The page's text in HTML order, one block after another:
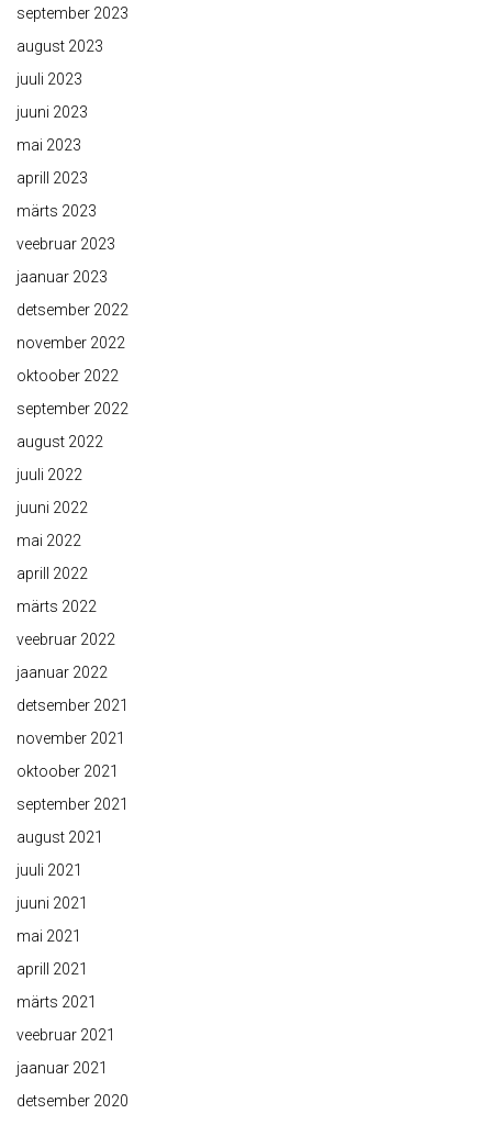
september 2023
august 2023
juuli 2023
juuni 2023
mai 2023
aprill 2023
märts 2023
veebruar 2023
jaanuar 2023
detsember 2022
november 2022
oktoober 2022
september 2022
august 2022
juuli 2022
juuni 2022
mai 2022
aprill 2022
märts 2022
veebruar 2022
jaanuar 2022
detsember 2021
november 2021
oktoober 2021
september 2021
august 2021
juuli 2021
juuni 2021
mai 2021
aprill 2021
märts 2021
veebruar 2021
jaanuar 2021
detsember 2020